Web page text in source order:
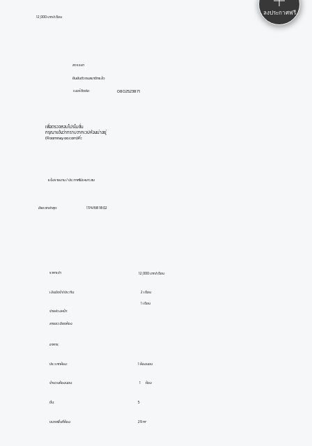
สวรรยา
เบอร์ติดต่อ:
ยืนยันตัวตนสมาชิกแล้ว
อัพเดทล่าสุด: 17/4/68 18:02
0802523871
เพื่อตรวจสอบโปรโมชั่น
กรุณาแจ้งว่าทราบจากเวปห้องน่าอยู่
(Roomnayoo.com)ค่ะ
แจ้งรายงาน / ประกาศไม่เหมาะสม
12,000 บาท/เดือน
ลายละเอียดห้อง
อาคาร:
ประเภทห้อง:
จำนวนห้องนอน:
ชั้น:
ขนาดพื้นที่ห้อง:
1 ห้องนอน
1
5
29 m²
ห้อง
ราคาเช่า
เงินมัดจำ/ประกัน:
จ่ายล่วงหน้า:
12,000 บาท/เดือน
2 เดือน
1 เดือน
ลงประกาศฟรี